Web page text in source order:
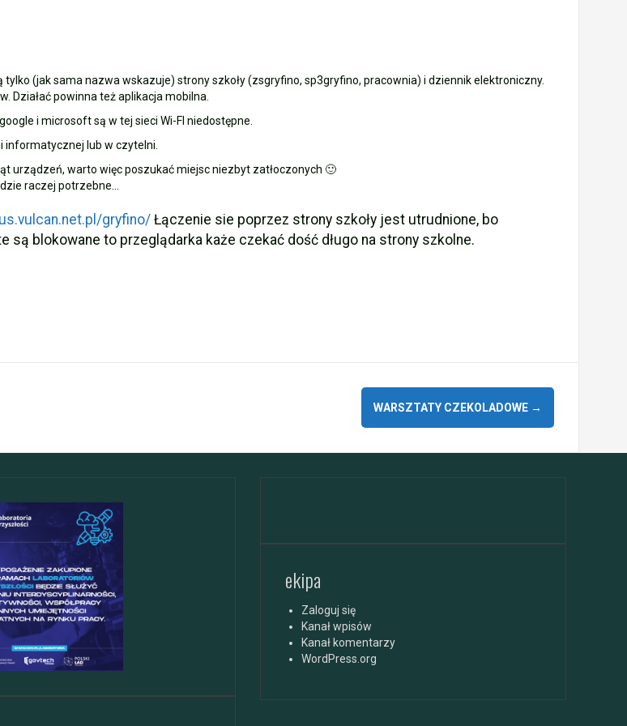
(jak sama nazwa wskazuje) strony szkoły (zsgryfino, sp3gryfino, pracownia) i dziennik elektroniczny.
Działać powinna też aplikacja mobilna.
i microsoft są w tej sieci Wi-FI niedostępne.
informatycznej lub w czytelni.
urządzeń, warto więc poszukać miejsc niezbyt zatłoczonych 🙂
raczej potrzebne…
gryfino/Łączenie sie poprzez strony szkoły jest utrudnione, bo
blokowane to przeglądarka każe czekać dość długo na strony szkolne.
WARSZTATY CZEKOLADOWE →
ekipa
Zaloguj się
Kanał wpisów
Kanał komentarzy
WordPress.org